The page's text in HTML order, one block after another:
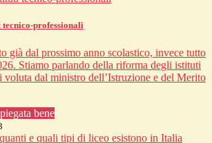
professionali
già dal prossimo anno scolastico, invece tutto
Stiamo parlando della riforma degli istituti
voluta dal ministro dell’Istruzione e del Merito
bene